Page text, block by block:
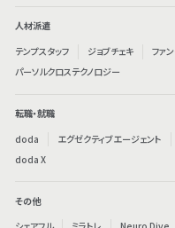
人材派遣
テンプスタッフ
ジョブチェキ ファ
パーソルクロステクノロジー
転職・就職
doda
エグゼクティブエージェント
doda X
その他